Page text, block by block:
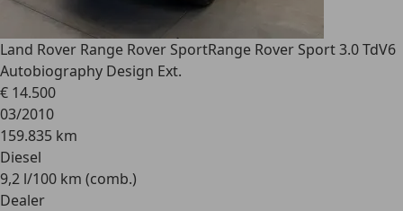
Land Rover Range Rover SportRange Rover Sport 3.0 TdV6
Autobiography Design Ext.
€ 14.500
03/2010
159.835 km
Diesel
9,2 l/100 km (comb.)
Dealer